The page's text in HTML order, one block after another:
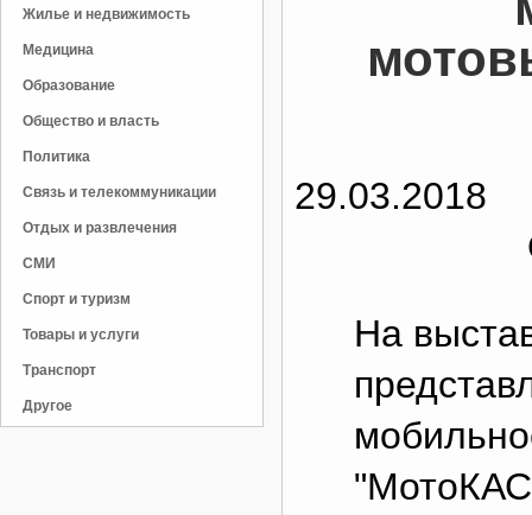
Жилье и недвижимость
Медицина
Образование
Общество и власть
Политика
Связь и телекоммуникации
Отдых и развлечения
СМИ
Спорт и туризм
Товары и услуги
Транспорт
Другое
29.03.2018
На